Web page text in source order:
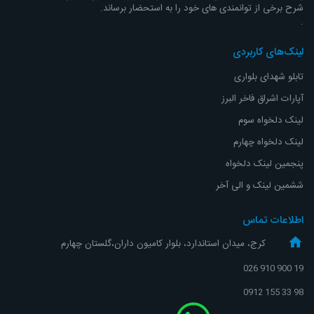
شرح برخی از توانمندی های خود را به استحضار برساند.
.
لینک‌های کاربردی
تابلو شهدای بلواری
آپارات اشراق فاخر البرز
لینک دلخواه سوم
لینک دلخواه چهارم
پنجمین لینک دلخواه
ششمین لینک و الی آخر
اطلاعات تماس
کرج، میدان استاندارد، بلوار کامیون داران،گلستان چهارم
19 900 910 026
98 33 155 0912